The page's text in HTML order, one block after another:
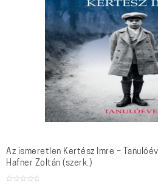
Az ismeretlen Kertész Imre –
Hafner Zoltán (szerk.)